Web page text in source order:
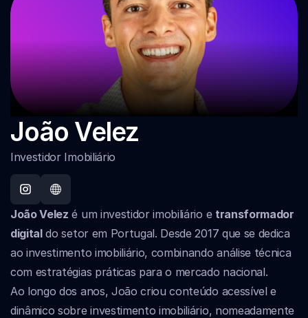
João Velez
Investidor Imobiliário
João Velez é um investidor imobiliário e transformador
digital do setor em Portugal. Desde 2017 que se dedica
ao investimento imobiliário, combinando análise técnica
com estratégias práticas para o mercado nacional.
Ao longo dos anos, João criou conteúdo acessível e
dinâmico sobre investimento imobiliário, nomeadamente